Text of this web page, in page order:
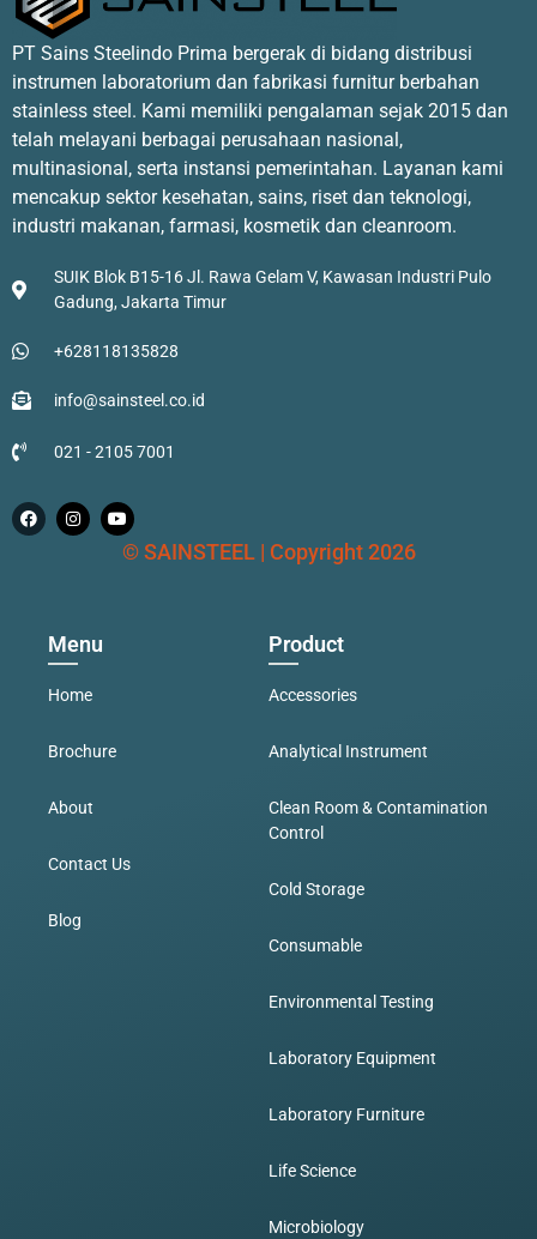
PT Sains Steelindo Prima bergerak di bidang distribusi
instrumen laboratorium dan fabrikasi furnitur berbahan
stainless steel. Kami memiliki pengalaman sejak 2015 dan
telah melayani berbagai perusahaan nasional,
multinasional, serta instansi pemerintahan. Layanan kami
mencakup sektor kesehatan, sains, riset dan teknologi,
industri makanan, farmasi, kosmetik dan cleanroom.
SUIK Blok B15-16 Jl. Rawa Gelam V, Kawasan Industri Pulo
Gadung, Jakarta Timur
+628118135828
info@sainsteel.co.id
021 - 2105 7001
© SAINSTEEL | Copyright 2026
Menu
Home
Brochure
About
Contact Us
Blog
Product
Accessories
Analytical Instrument
Clean Room & Contamination
Control
Cold Storage
Consumable
Environmental Testing
Laboratory Equipment
Laboratory Furniture
Life Science
Microbiology